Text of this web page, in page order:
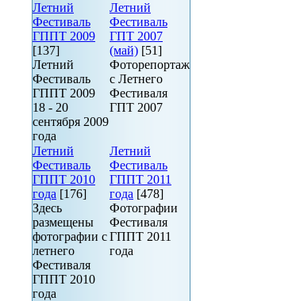
Летний
Фестиваль
ГППТ 2009
[137]
Летний
Фестиваль
ГППТ 2009
18 - 20
сентября 2009
года
Летний
Фестиваль
ГПТ 2007
(май) [51]
Фоторепортаж
с Летнего
Фестиваля
ГПТ 2007
Летний
Фестиваль
ГППТ 2010
года [176]
Здесь
размещены
фотографии с
летнего
Фестиваля
ГППТ 2010
года
Летний
Фестиваль
ГППТ 2011
года [478]
Фотографии
Фестиваля
ГППТ 2011
года